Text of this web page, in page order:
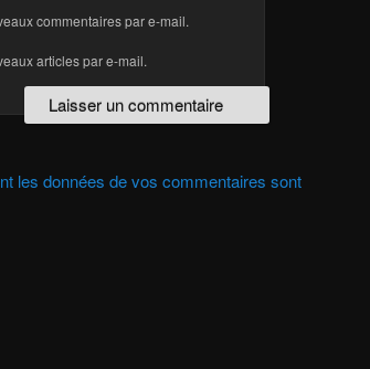
commentaires par e-mail.
articles par e-mail.
les données de vos commentaires sont